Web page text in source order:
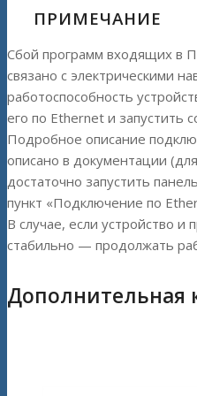
ПРИМЕЧАНИЕ
Сбой программ входящих в
связано с электрическими
работоспособность
его по Ethernet и запустить
Подробное описание
описано в документации
достаточно запустить
пункт «Подключение по
В случае, если устройство и
стабильно — продолжать
Дополнительная